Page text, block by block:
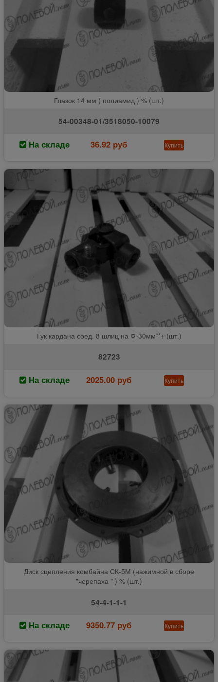
Глазок 14 мм ( полиамид ) % (шт.)
54-00348-01/3518050-10079
На складе 36.92 руб Купить
Гук кардана соед. 8 шлиц на Ф-30мм**+ (шт.)
82723
На складе 2025.00 руб Купить
Диск сцепления комбайна СК-5М (нажимной в сборе
"черепаха " ) % (шт.)
54-4-1-1-1
На складе 9350.77 руб Купить